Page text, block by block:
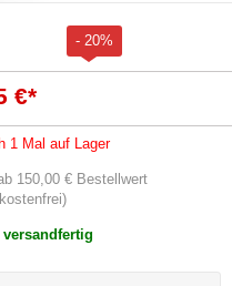
- 20%
€*
1 Mal auf Lager
150,00 € Bestellwert